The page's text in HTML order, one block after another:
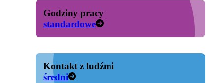
Godziny pracy
standardowe
Kontakt z ludźmi
średni